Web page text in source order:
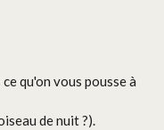
qu'on vous pousse à
de nuit ?).